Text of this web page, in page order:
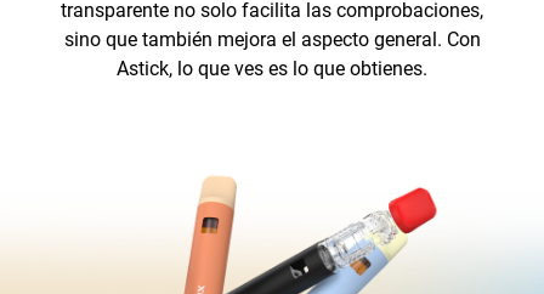
transparente no solo facilita las comprobaciones,
sino que también mejora el aspecto general. Con
Astick, lo que ves es lo que obtienes.